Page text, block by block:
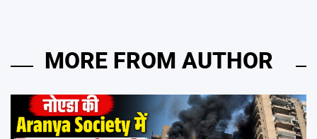
MORE FROM AUTHOR